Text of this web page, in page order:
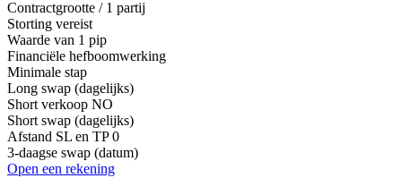
Contractgrootte / 1 partij
Storting vereist
Waarde van 1 pip
Financiële hefboomwerking
Minimale stap
Long swap (dagelijks)
Short verkoop NO
Short swap (dagelijks)
Afstand SL en TP 0
3-daagse swap (datum)
Open een rekening